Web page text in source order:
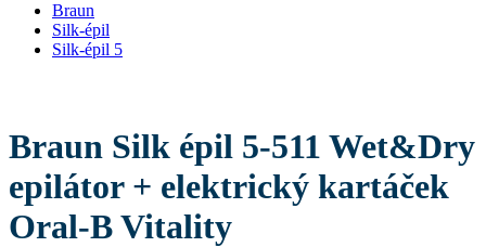
Braun
Silk-épil
Silk-épil 5
Braun Silk épil 5-511 Wet&Dry
epilátor + elektrický kartáček
Oral-B Vitality